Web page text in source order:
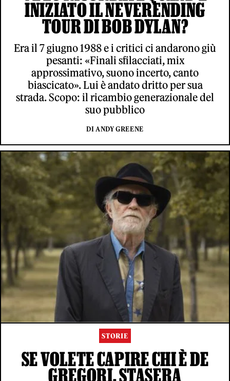
INIZIATO IL NEVERENDING
TOUR DI BOB DYLAN?
Era il 7 giugno 1988 e i critici ci andarono giù
pesanti: «Finali sfilacciati, mix
approssimativo, suono incerto, canto
biascicato». Lui è andato dritto per sua
strada. Scopo: il ricambio generazionale del
suo pubblico
DI ANDY GREENE
STORIE
SE VOLETE CAPIRE CHI È DE
GREGORI, STASERA